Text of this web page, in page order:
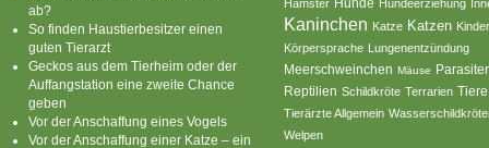
ab?
So finden Haustierbesitzer einen
guten Tierarzt
Geckos aus dem Tierheim oder der
Auffangstation eine zweite Chance
geben
Vor der Anschaffung eines Vogels
Vor der Anschaffung einer Katze – ein
Hamster Hunde Hundeerziehung
Kaninchen Katze Katzen
Körpersprache Lungenentzündung
Meerschweinchen Mäuse
Reptilien Schildkröte Terrarien Tiere
Tierärzte Allgemein
Welpen